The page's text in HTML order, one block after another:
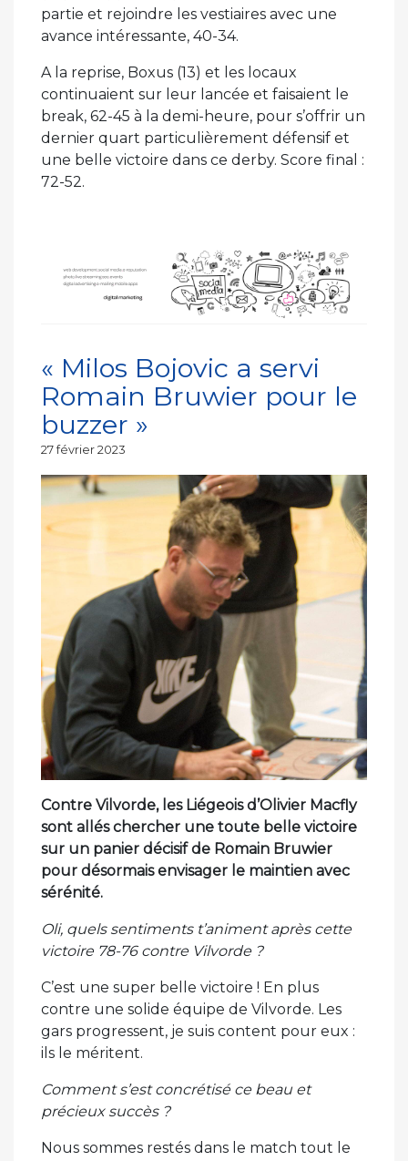
partie et rejoindre les vestiaires avec une
avance intéressante, 40-34.
A la reprise, Boxus (13) et les locaux
continuaient sur leur lancée et faisaient le
break, 62-45 à la demi-heure, pour s’offrir un
dernier quart particulièrement défensif et
une belle victoire dans ce derby. Score final :
72-52.
« Milos Bojovic a servi
Romain Bruwier pour le
buzzer »
Publié
27 février 2023
Contre Vilvorde, les Liégeois d’Olivier Macfly
sont allés chercher une toute belle victoire
sur un panier décisif de Romain Bruwier
pour désormais envisager le maintien avec
sérénité.
Oli, quels sentiments t’animent après cette
victoire 78-76 contre Vilvorde ?
C’est une super belle victoire ! En plus
contre une solide équipe de Vilvorde. Les
gars progressent, je suis content pour eux :
ils le méritent.
Comment s’est concrétisé ce beau et
précieux succès ?
Nous sommes restés dans le match tout le